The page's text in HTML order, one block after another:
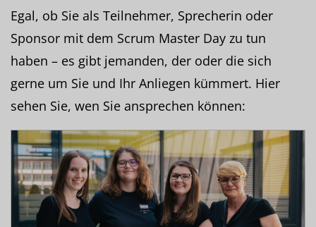
Egal, ob Sie als Teilnehmer, Sprecherin oder
Sponsor mit dem Scrum Master Day zu tun
haben – es gibt jemanden, der oder die sich
gerne um Sie und Ihr Anliegen kümmert. Hier
sehen Sie, wen Sie ansprechen können: